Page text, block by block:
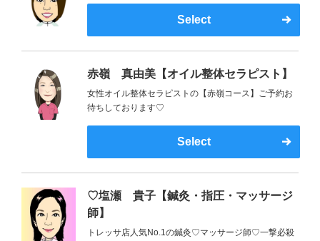
Select
赤嶺 真由美【オイル整体セラピスト】
女性オイル整体セラピストの【赤嶺コース】ご予約お
待ちしております♡
Select
♡塩瀬 貴子【鍼灸・指圧・マッサージ
師】
トレッサ店人気No.1の鍼灸♡マッサージ師♡一撃必殺